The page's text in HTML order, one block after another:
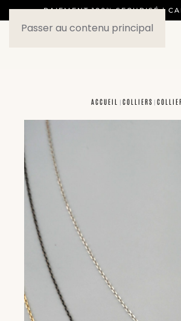
Passer au contenu principal
PAIEMENT 100% SECURISÉ |
ACCUEIL COLLIERS